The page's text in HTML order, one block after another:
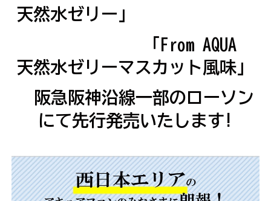
天然水ゼリー 」
「From AQUA
天然水ゼリーマスカット風味」
阪急阪神沿線一部のローソン
にて先行発売いたします !